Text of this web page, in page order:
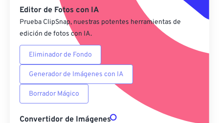
Editor de Fotos con IA
Prueba ClipSnap, nuestras potentes herramientas de
edición de fotos con IA.
Eliminador de Fondo
Generador de Imágenes con IA
Borrador Mágico
Convertidor de Imágenes